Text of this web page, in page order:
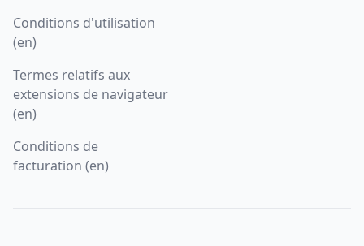
Conditions d'utilisation
(en)
Termes relatifs aux
extensions de navigateur
(en)
Conditions de
facturation (en)